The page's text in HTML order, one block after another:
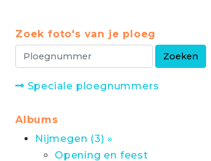
Zoek foto's van je ploeg
Speciale ploegnummers
Albums
Nijmegen (3) »
Opening en feest